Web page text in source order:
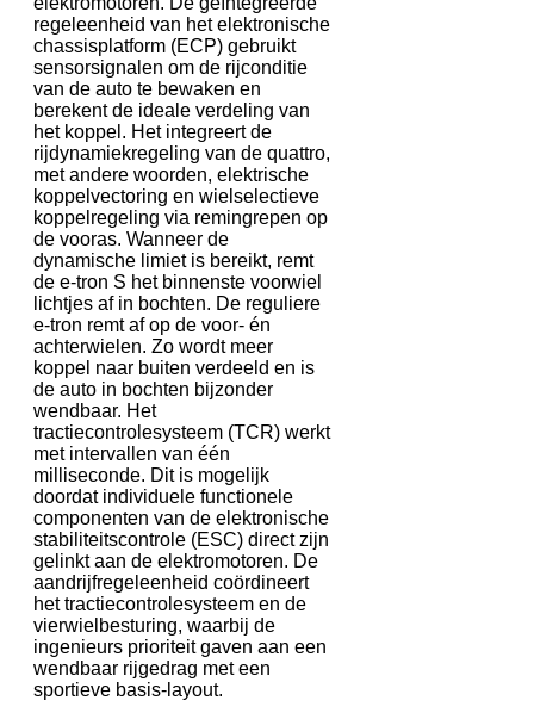
regeleenheid van het elektronische
chassisplatform (ECP) gebruikt
sensorsignalen om de rijconditie
van de auto te bewaken en
berekent de ideale verdeling van
het koppel. Het integreert de
rijdynamiekregeling van de quattro,
met andere woorden, elektrische
koppelvectoring en wielselectieve
koppelregeling via remingrepen op
de vooras. Wanneer de
dynamische limiet is bereikt, remt
de e-tron S het binnenste voorwiel
lichtjes af in bochten. De reguliere
e-tron remt af op de voor- én
achterwielen. Zo wordt meer
koppel naar buiten verdeeld en is
de auto in bochten bijzonder
wendbaar. Het
tractiecontrolesysteem (TCR) werkt
met intervallen van één
milliseconde. Dit is mogelijk
doordat individuele functionele
componenten van de elektronische
stabiliteitscontrole (ESC) direct zijn
gelinkt aan de elektromotoren. De
aandrijfregeleenheid coördineert
het tractiecontrolesysteem en de
vierwielbesturing, waarbij de
ingenieurs prioriteit gaven aan een
wendbaar rijgedrag met een
sportieve basis-layout.